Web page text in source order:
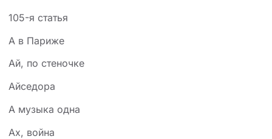
105-я статья
А в Париже
Ай, по стеночке
Айседора
А музыка одна
Ах, война